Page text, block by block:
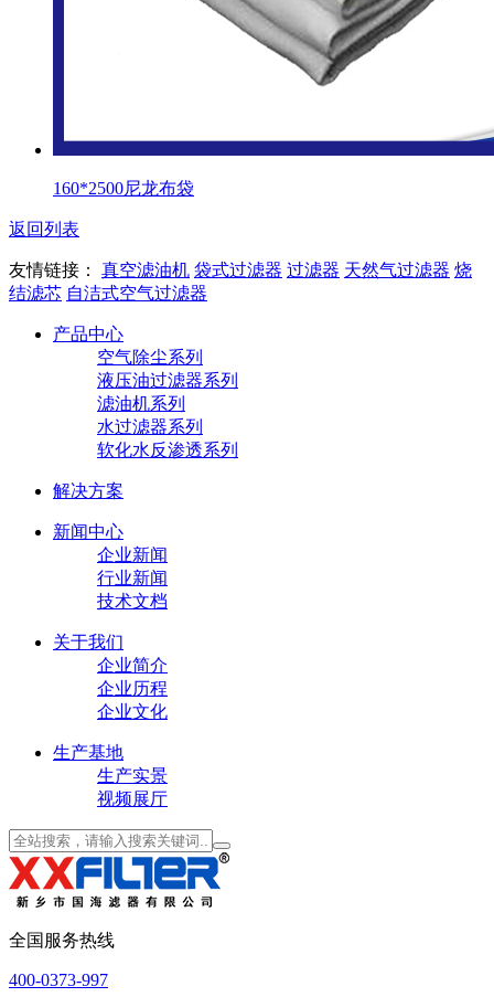
160*2500尼龙布袋
返回列表
友情链接： 真空滤油机 袋式过滤器 过滤器 天然气过滤器 烧
结滤芯 自洁式空气过滤器
产品中心
空气除尘系列
液压油过滤器系列
滤油机系列
水过滤器系列
软化水反渗透系列
解决方案
新闻中心
企业新闻
行业新闻
技术文档
关于我们
企业简介
企业历程
企业文化
生产基地
生产实景
视频展厅
全国服务热线
400-0373-997